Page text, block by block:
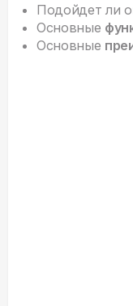
Подойдет ли
Основные
Основные